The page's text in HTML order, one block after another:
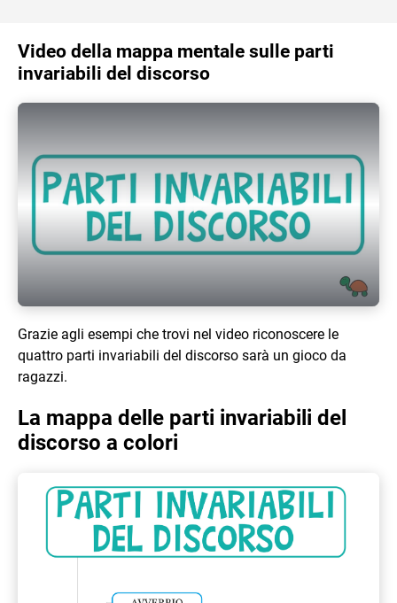
Video della mappa mentale sulle parti
invariabili del discorso
Play Video
Grazie agli esempi che trovi nel video riconoscere le
quattro parti invariabili del discorso sarà un gioco da
ragazzi.
La mappa delle parti invariabili del
discorso a colori